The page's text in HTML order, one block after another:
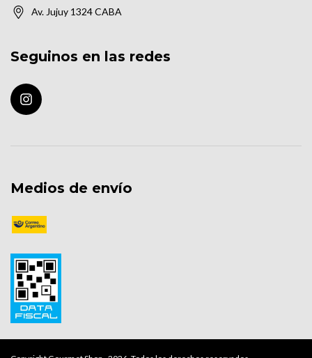
Av. Jujuy 1324 CABA
Seguinos en las redes
Medios de envío